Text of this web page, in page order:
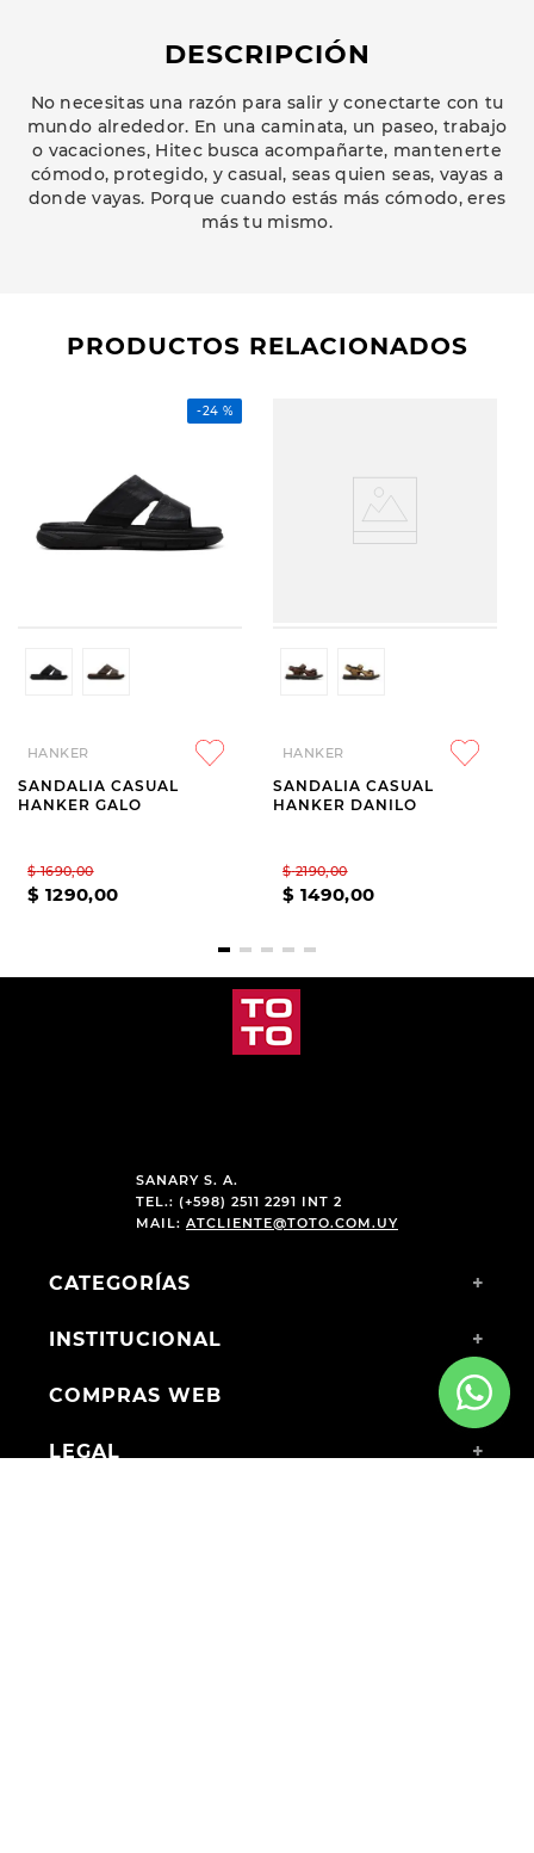
DESCRIPCIÓN
No necesitas una razón para salir y conectarte con tu
mundo alrededor. En una caminata, un paseo, trabajo
o vacaciones, Hitec busca acompañarte, mantenerte
cómodo, protegido, y casual, seas quien seas, vayas a
donde vayas. Porque cuando estás más cómodo, eres
más tu mismo.
PRODUCTOS RELACIONADOS
-24 %
HANKER
SANDALIA CASUAL
HANKER GALO
$ 1690,00
$ 1290,00
HANKER
SANDALIA CASUAL
HANKER DANILO
$ 2190,00
$ 1490,00
SANARY S. A.
TEL.: (+598) 2511 2291 INT 2
MAIL: ATCLIENTE@TOTO.COM.UY
CATEGORÍAS +
INSTITUCIONAL +
COMPRAS WEB +
LEGAL +